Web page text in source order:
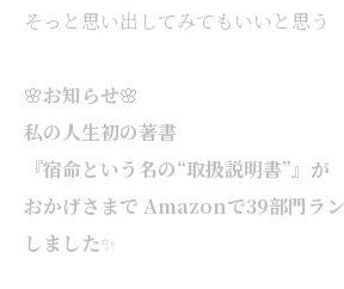
そっと思い出してみてもいいと思う
🌸お知らせ🌸
私の人生初の著書
『宿命という名の“取扱説明書”』が
おかげさまで Amazonで39部門ラ
しました✨